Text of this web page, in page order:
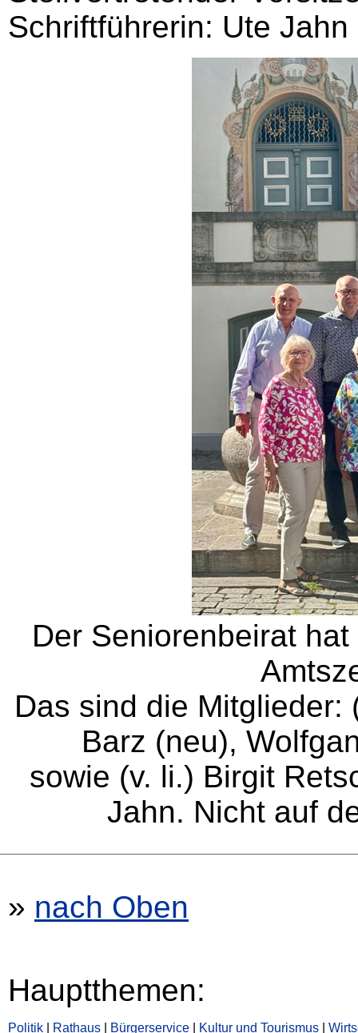
Schriftführerin: Ute Jahn
Der Seniorenbeirat
Das sind die Mitglieder:
Barz (neu),
sowie (v. li.) Birgit
Jahn. Nicht auf
» nach Oben
Hauptthemen:
Politik Rathaus Bürgerservice Kultur und Tourismus